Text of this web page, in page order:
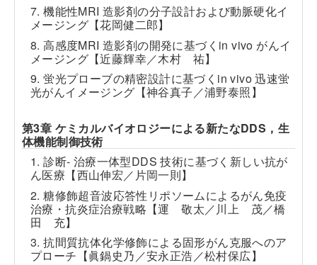
7. 機能性MRI 造影剤の分子設計および動脈硬化イ
メージング【花岡健二郎】
8. 高感度MRI 造影剤の開発に基づく in vivo がんイ
メージング【近藤輝幸／木村 祐】
9. 蛍光プローブの精密設計に基づく in vivo迅速蛍
光がんイメージング【神谷真子／浦野泰照】
第3章 ケミカルバイオロジーによる新たなDDS，生
体機能制御技術
1. 診断- 治療一体型DDS 技術に基づく新しい抗が
ん医療【西山伸宏／片岡一則】
2. 糖修飾超音波応答性リポソームによるがん免疫
治療・抗炎症治療戦略【運 敬太／川上 茂／橋
田 充】
3. 抗間質抗体化学修飾による固形がん克服へのア
プローチ【眞鍋史乃／安永正浩／松村保広】